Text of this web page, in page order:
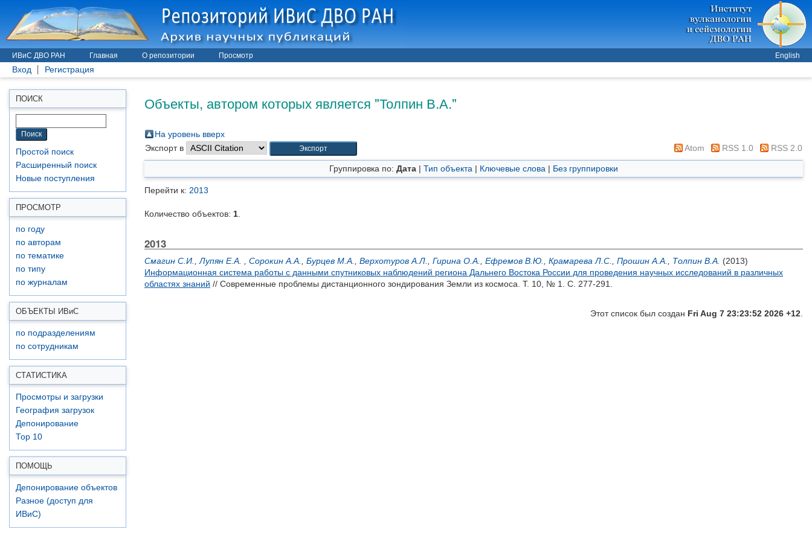
ИВиС ДВО РАН Главная О репозитории Просмотр English
Вход Регистрация
ПОИСК
Простой поиск
Расширенный поиск
Новые поступления
ПРОСМОТР
по году
по авторам
по тематике
по типу
по журналам
ОБЪЕКТЫ ИВиС
по подразделениям
по сотрудникам
СТАТИСТИКА
Просмотры и загрузки
География загрузок
Депонирование
Top 10
ПОМОЩЬ
Депонирование объектов
Разное (доступ для
ИВиС)
Объекты, автором которых является "Толпин В.А."
На уровень вверх
Экспорт в
Atom RSS 1.0 RSS 2.0
Группировка по: Дата | Тип объекта | Ключевые слова | Без группировки
Перейти к: 2013
Количество объектов: 1
2013
Смагин С.И. Лупян Е.А. Сорокин А.А. Бурцев М.А. Верхотуров А.Л. Гирина О.А. Ефремов В.Ю. Крамарева Л.С. Прошин А.А. Толпин В.А. (2013)
Информационная система работы с данными спутниковых наблюдений региона Дальнего Востока России для проведения научных исследований в различных
областях знаний // Современные проблемы дистанционного зондирования Земли из космоса. Т. 10, № 1. С. 277-291.
Этот список был создан Fri Aug 7 23:23:52 2026 +12